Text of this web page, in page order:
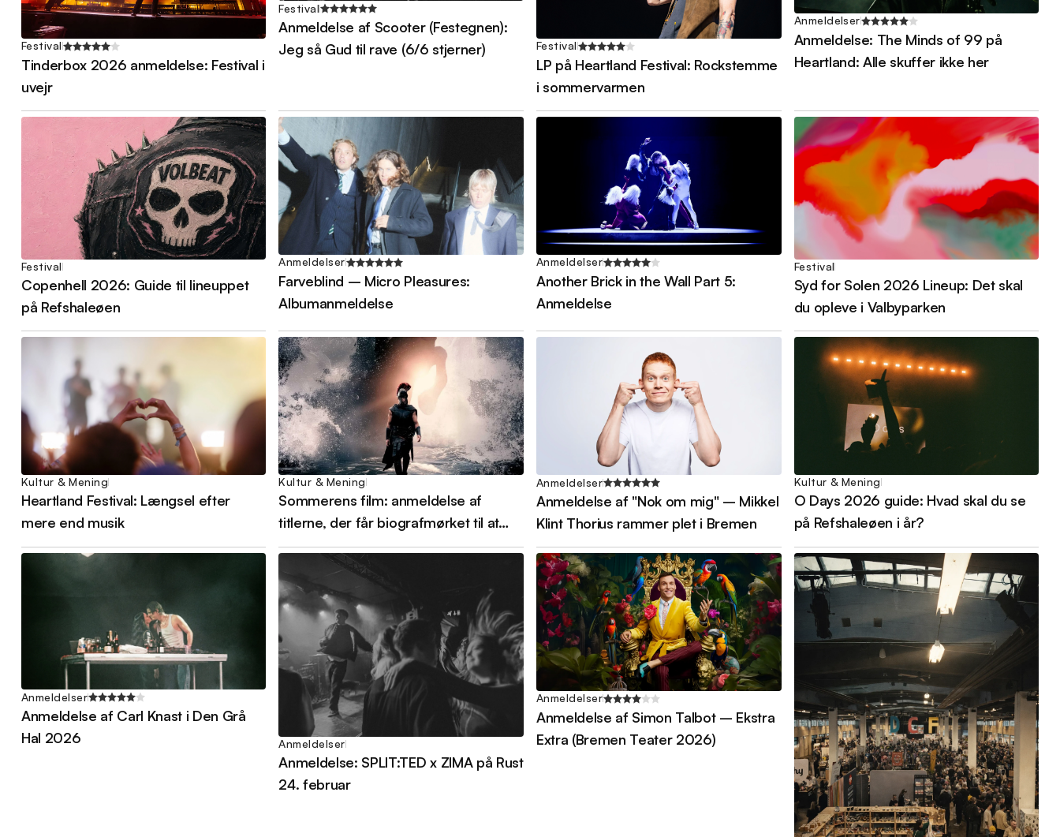
Festival
Tinderbox 2026 anmeldelse: Festival i
uvejr
Festival
Anmeldelse af Scooter (Festegnen):
Jeg så Gud til rave (6/6 stjerner)
Festival
LP på Heartland Festival: Rockstemme
i sommervarmen
Anmeldelser
Anmeldelse: The Minds of 99 på
Heartland: Alle skuffer ikke her
Festival
Copenhell 2026: Guide til lineuppet
på Refshaleøen
Anmeldelser
Farveblind – Micro Pleasures:
Albumanmeldelse
Anmeldelser
Another Brick in the Wall Part 5:
Anmeldelse
Festival
Syd for Solen 2026 Lineup: Det skal
du opleve i Valbyparken
Kultur & Mening
Heartland Festival: Længsel efter
mere end musik
Kultur & Mening
Sommerens film: anmeldelse af
titlerne, der får biografmørket til at…
Anmeldelser
Anmeldelse af "Nok om mig" – Mikkel
Klint Thorius rammer plet i Bremen
Kultur & Mening
O Days 2026 guide: Hvad skal du se
på Refshaleøen i år?
Anmeldelser
Anmeldelse af Carl Knast i Den Grå
Hal 2026
Anmeldelser
Anmeldelse: SPLIT:TED x ZIMA på Rust
24. februar
Anmeldelser
Anmeldelse af Simon Talbot – Ekstra
Extra (Bremen Teater 2026)